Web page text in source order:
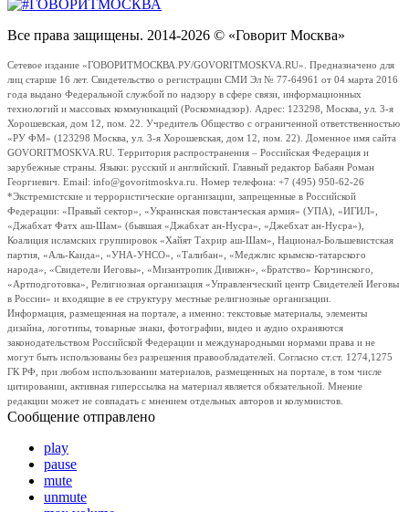
Все права защищены. 2014-2026 © «Говорит Москва»
Сетевое издание «ГОВОРИТМОСКВА.РУ/GOVORITMOSKVA.RU». Предназначено для
лиц старше 16 лет. Свидетельство о регистрации СМИ Эл № 77-64961 от 04 марта 2016
года выдано Федеральной службой по надзору в сфере связи, информационных
технологий и массовых коммуникаций (Роскомнадзор). Адрес: 123298, Москва, ул. 3-я
Хорошевская, дом 12, пом. 22. Учредитель Общество с ограниченной ответственностью
«РУ ФМ» (123298 Москва, ул. 3-я Хорошевская, дом 12, пом. 22). Доменное имя сайта
GOVORITMOSKVA.RU. Территория распространения – Российская Федерация и
зарубежные страны. Языки: русский и английский. Главный редактор Бабаян Роман
Георгиевич. Email: info@govoritmoskva.ru. Номер телефона: +7 (495) 950-62-26
*Экстремистские и террористические организации, запрещенные в Российской
Федерации: «Правый сектор», «Украинская повстанческая армия» (УПА), «ИГИЛ»,
«Джабхат Фатх аш-Шам» (бывшая «Джабхат ан-Нусра», «Джебхат ан-Нусра»),
Коалиция исламских группировок «Хайят Тахрир аш-Шам», Национал-Большевистская
партия, «Аль-Каида», «УНА-УНСО», «Талибан», «Меджлис крымско-татарского
народа», «Свидетели Иеговы», «Мизантропик Дивижн», «Братство» Корчинского,
«Артподготовка», Религиозная организация «Управленческий центр Свидетелей Иеговы
в России» и входящие в ее структуру местные религиозные организации.
Информация, размещенная на портале, а именно: текстовые материалы, элементы
дизайна, логотипы, товарные знаки, фотографии, видео и аудио охраняются
законодательством Российской Федерации и международными нормами права и не
могут быть использованы без разрешения правообладателей. Согласно ст.ст. 1274,1275
ГК РФ, при любом использовании материалов, размещенных на портале, в том числе
цитировании, активная гиперссылка на материал является обязательной. Мнение
редакции может не совпадать с мнением отдельных авторов и колумнистов.
Сообщение отправлено
play
pause
mute
unmute